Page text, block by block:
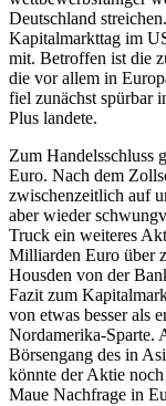
Deutschland
Kapitalmarkttag im
mit. Betroffen ist die
die vor allem in
fiel zunächst spürbar
Plus landete.
Zum Handelsschluss
Euro. Nach dem
zwischenzeitlich auf
aber wieder
Truck ein weiteres
Milliarden Euro über
Housden von der
Fazit zum
von etwas besser als
Nordamerika-Sparte.
Börsengang des in
könnte der Aktie
Maue Nachfrage in